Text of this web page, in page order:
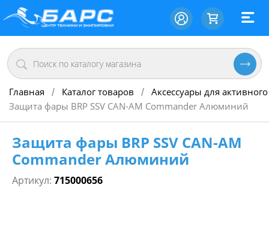
Главная / Каталог товаров / Аксессуары для
Защита фары BRP SSV CAN-AM Commander Алюминий
Защита фары BRP SSV CAN-AM
Commander Алюминий
Артикул: 715000656